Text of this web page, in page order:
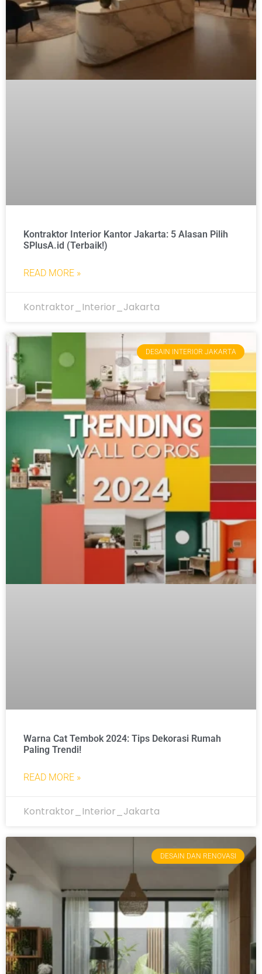
Kontraktor Interior Kantor Jakarta: 5 Alasan Pilih
SPlusA.id (Terbaik!)
READ MORE »
Kontraktor_Interior_Jakarta
DESAIN INTERIOR JAKARTA
Warna Cat Tembok 2024: Tips Dekorasi Rumah
Paling Trendi!
READ MORE »
Kontraktor_Interior_Jakarta
DESAIN DAN RENOVASI